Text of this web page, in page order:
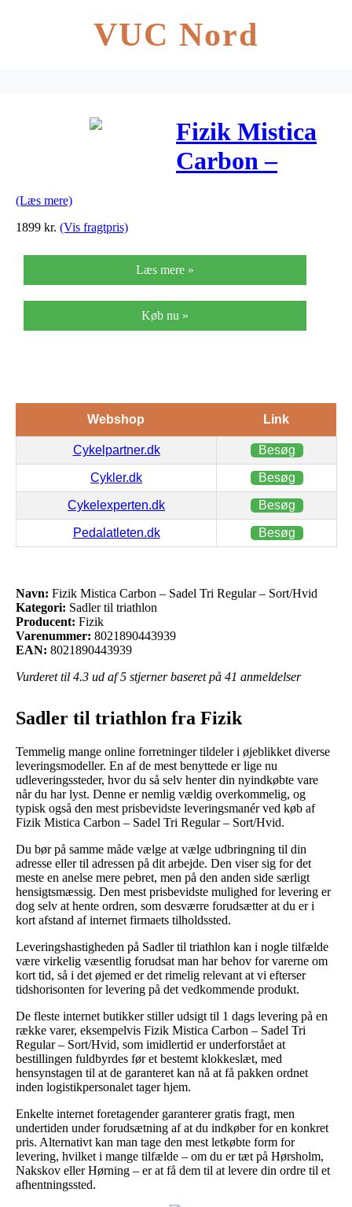
VUC Nord
Fizik Mistica
Carbon –
Sort/Hvid
(Læs mere)
1899 kr. (Vis fragtpris)
Læs mere »
Køb nu »
Webshop Link
Cykelpartner.dk Besøg
Cykler.dk Besøg
Cykelexperten.dk Besøg
Pedalatleten.dk Besøg
Navn: Fizik Mistica Carbon – Sadel Tri Regular – Sort/Hvid
Kategori: Sadler til triathlon
Producent: Fizik
Varenummer: 8021890443939
EAN: 8021890443939
Vurderet til 4.3 ud af 5 stjerner baseret på 41 anmeldelser
Sadler til triathlon fra Fizik
Temmelig mange online forretninger tildeler i øjeblikket diverse
leveringsmodeller. En af de mest benyttede er lige nu
udleveringssteder, hvor du så selv henter din nyindkøbte vare
når du har lyst. Denne er nemlig vældig overkommelig, og
typisk også den mest prisbevidste leveringsmanér ved køb af
Fizik Mistica Carbon – Sadel Tri Regular – Sort/Hvid.
Du bør på samme måde vælge at vælge udbringning til din
adresse eller til adressen på dit arbejde. Den viser sig for det
meste en anelse mere pebret, men på den anden side særligt
hensigtsmæssig. Den mest prisbevidste mulighed for levering er
dog selv at hente ordren, som desværre forudsætter at du er i
kort afstand af internet firmaets tilholdssted.
Leveringshastigheden på Sadler til triathlon kan i nogle tilfælde
være virkelig væsentlig forudsat man har behov for varerne om
kort tid, så i det øjemed er det rimelig relevant at vi efterser
tidshorisonten for levering på det vedkommende produkt.
De fleste internet butikker stiller udsigt til 1 dags levering på en
række varer, eksempelvis Fizik Mistica Carbon – Sadel Tri
Regular – Sort/Hvid, som imidlertid er underforstået at
bestillingen fuldbyrdes før et bestemt klokkeslæt, med
hensynstagen til at de garanteret kan nå at få pakken ordnet
inden logistikpersonalet tager hjem.
Enkelte internet foretagender garanterer gratis fragt, men
undertiden under forudsætning af at du indkøber for en konkret
pris. Alternativt kan man tage den mest letkøbte form for
levering, hvilket i mange tilfælde – om du er tæt på Hørsholm,
Nakskov eller Hørning – er at få dem til at levere din ordre til et
afhentningssted.